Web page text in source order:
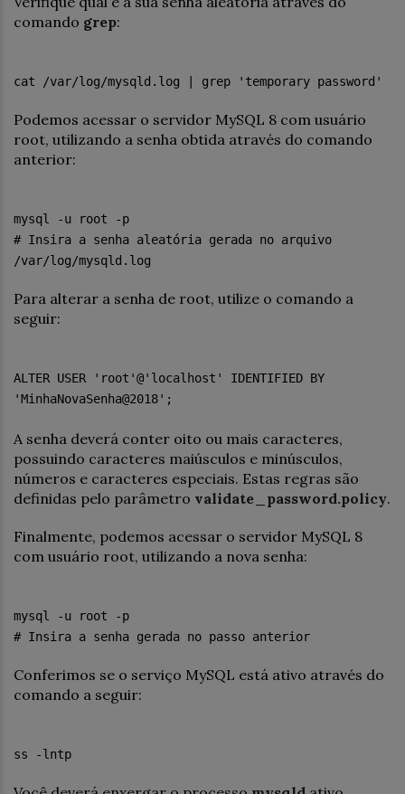
comando grep:
cat /var/log/mysqld.log | grep 'temporary password'
Podemos acessar o servidor MySQL 8 com usuário
root, utilizando a senha obtida através do comando
anterior:
mysql -u root -p
# Insira a senha aleatória gerada no arquivo
/var/log/mysqld.log
Para alterar a senha de root, utilize o comando a
seguir:
ALTER USER 'root'@'localhost' IDENTIFIED BY
'MinhaNovaSenha@2018';
A senha deverá conter oito ou mais caracteres,
possuindo caracteres maiúsculos e minúsculos,
números e caracteres especiais. Estas regras são
definidas pelo parâmetro validate_password.policy.
Finalmente, podemos acessar o servidor MySQL 8
com usuário root, utilizando a nova senha:
mysql -u root -p
# Insira a senha gerada no passo anterior
Conferimos se o serviço MySQL está ativo através do
comando a seguir:
ss -lntp